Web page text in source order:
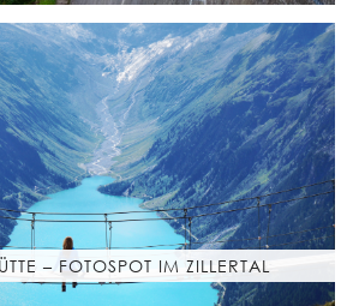
– FOTOSPOT IM ZILLERTAL